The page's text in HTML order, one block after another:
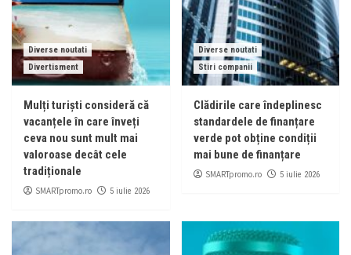
Diverse noutati
Divertisment
Mulți turiști consideră că
vacanțele în care înveți
ceva nou sunt mult mai
valoroase decât cele
tradiționale
SMARTpromo.ro 5 iulie 2026
Diverse noutati
Stiri companii
Clădirile care îndeplinesc
standardele de finanțare
verde pot obține condiții
mai bune de finanțare
SMARTpromo.ro 5 iulie 2026